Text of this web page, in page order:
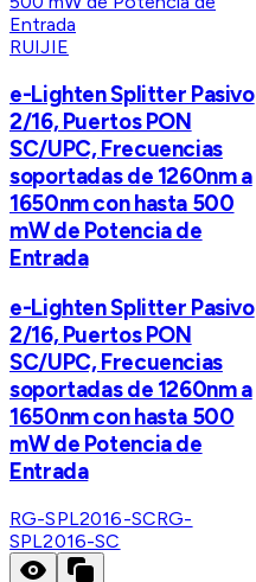
RUIJIE
e-Lighten Splitter Pasivo
2/16, Puertos PON
SC/UPC, Frecuencias
soportadas de 1260nm a
1650nm con hasta 500
mW de Potencia de
Entrada
e-Lighten Splitter Pasivo
2/16, Puertos PON
SC/UPC, Frecuencias
soportadas de 1260nm a
1650nm con hasta 500
mW de Potencia de
Entrada
RG-SPL2016-SCRG-
SPL2016-SC